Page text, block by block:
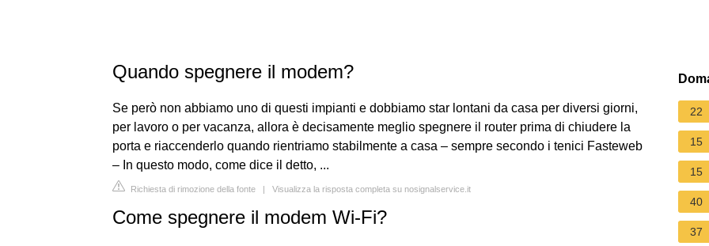
Quando spegnere il modem?
Se però non abbiamo uno di questi impianti e dobbiamo star lontani da casa per diversi giorni,
per lavoro o per vacanza, allora è decisamente meglio spegnere il router prima di chiudere la
porta e riaccenderlo quando rientriamo stabilmente a casa – sempre secondo i tenici Fasteweb
– In questo modo, come dice il detto, ...
Richiesta di rimozione della fonte | Visualizza la risposta completa su nosignalservice.it
Come spegnere il modem Wi-Fi?
22
15
15
40
37